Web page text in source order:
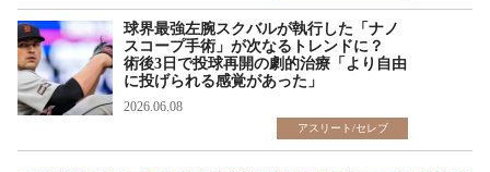
球界最強左腕スクバルが執行した「ナノ
スコープ手術」が次なるトレンドに？
術後3日で投球再開の劇的治療「より自由
に投げられる感覚があった」
2026.06.08
アスリート/セレブ